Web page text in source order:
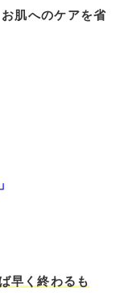
肌へのケアを省
早く終わるも